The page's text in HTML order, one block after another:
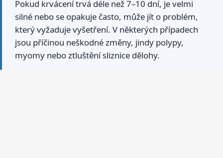
Pokud krvácení trvá déle než 7–10 dní, je velmi
silné nebo se opakuje často, může jít o problém,
který vyžaduje vyšetření. V některých případech
jsou příčinou neškodné změny, jindy polypy,
myomy nebo ztluštění sliznice dělohy.